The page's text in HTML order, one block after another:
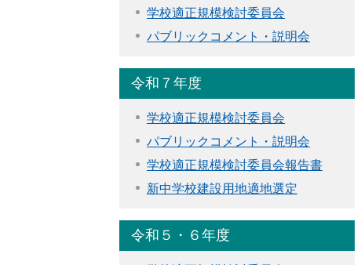
学校適正規模検討委員会
パブリックコメント・説明会
令和７年度
学校適正規模検討委員会
パブリックコメント・説明会
学校適正規模検討委員会報告書
新中学校建設用地適地選定
令和５・６年度